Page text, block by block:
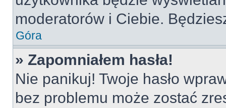
moderatorów i Ciebie.
Góra
» Zapomniałem hasła!
Nie panikuj! Twoje hasło
bez problemu może zostać